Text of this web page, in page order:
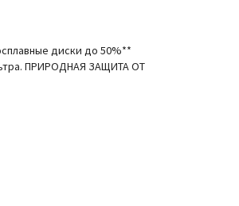
диски до 50%**
ПРИРОДНАЯ ЗАЩИТА ОТ